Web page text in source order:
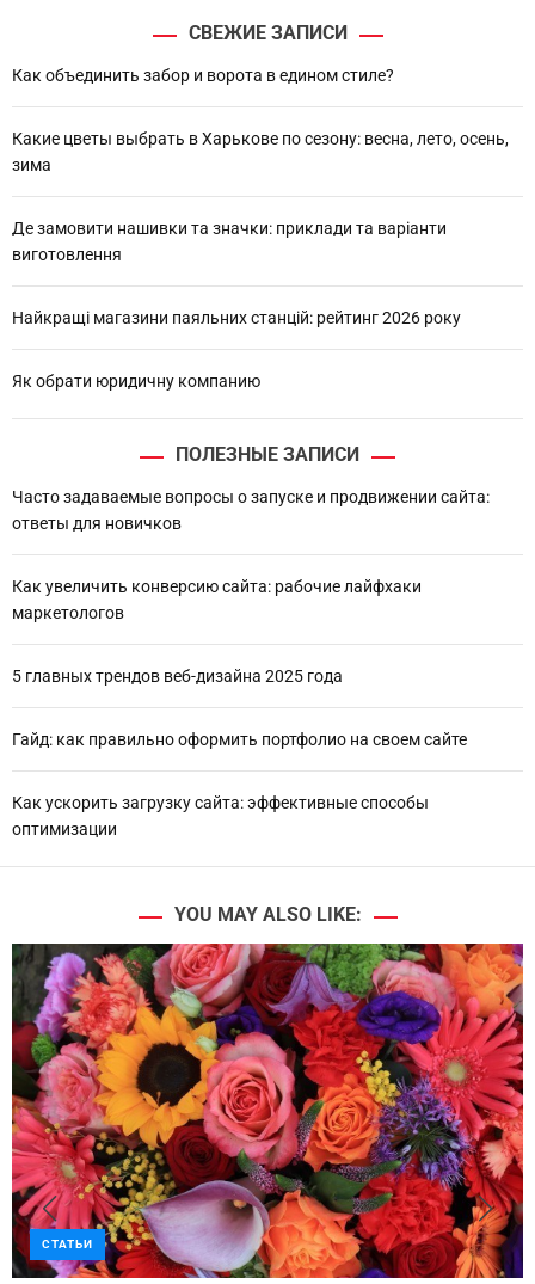
h
СВЕЖИЕ ЗАПИСИ
Как объединить забор и ворота в едином стиле?
Какие цветы выбрать в Харькове по сезону: весна, лето, осень,
зима
Де замовити нашивки та значки: приклади та варіанти
виготовлення
Найкращі магазини паяльних станцій: рейтинг 2026 року
Як обрати юридичну компанию
ПОЛЕЗНЫЕ ЗАПИСИ
Часто задаваемые вопросы о запуске и продвижении сайта:
ответы для новичков
Как увеличить конверсию сайта: рабочие лайфхаки
маркетологов
5 главных трендов веб-дизайна 2025 года
Гайд: как правильно оформить портфолио на своем сайте
Как ускорить загрузку сайта: эффективные способы
оптимизации
YOU MAY ALSO LIKE:
СТАТЬИ